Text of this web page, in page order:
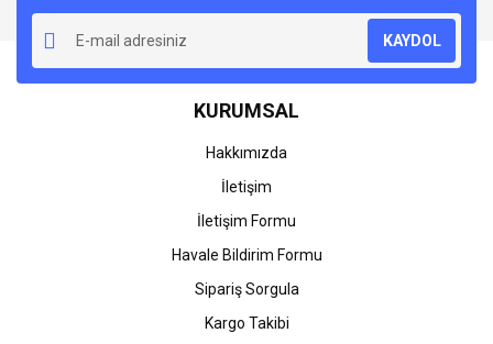
KAYDOL
KURUMSAL
Hakkımızda
İletişim
İletişim Formu
Havale Bildirim Formu
Sipariş Sorgula
Kargo Takibi